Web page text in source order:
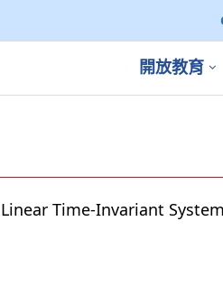
開放教育
Time-Invariant